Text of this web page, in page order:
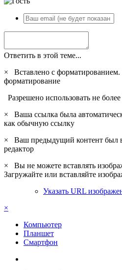
Ответить в этой теме...
×
Вставлено с форматированием.
форматирование
Разрешено использовать не
×
Ваша ссылка была
как обычную ссылку
×
Ваш предыдущий контент был
редактор
×
Вы не можете вставлять
Загружайте или вставляйте
Указать URL
×
Компьютер
Планшет
Смартфон